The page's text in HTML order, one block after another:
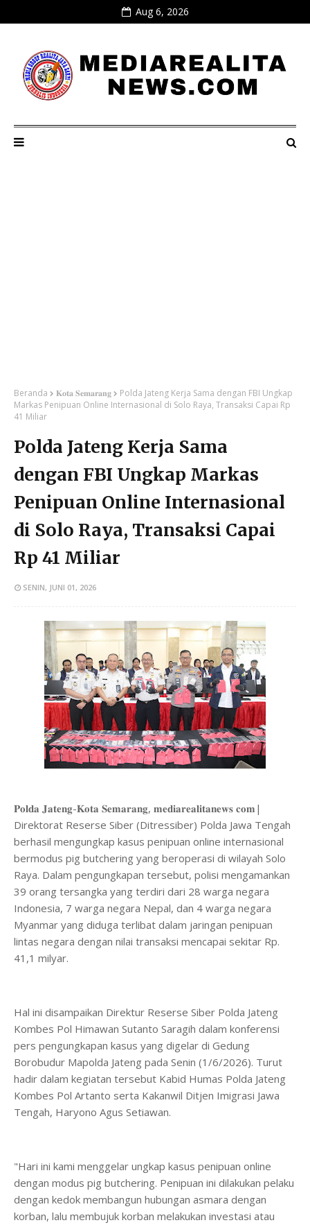
Aug 6, 2026
Beranda 𝐊𝐨𝐭𝐚 𝐒𝐞𝐦𝐚𝐫𝐚𝐧𝐠
Polda Jateng Kerja Sama dengan FBI Ungkap
Markas Penipuan Online Internasional di Solo Raya, Transaksi Capai Rp
41 Miliar
Polda Jateng Kerja Sama
dengan FBI Ungkap Markas
Penipuan Online Internasional
di Solo Raya, Transaksi Capai
Rp 41 Miliar
SENIN, JUNI 01, 2026
𝐏𝐨𝐥𝐝𝐚 𝐉𝐚𝐭𝐞𝐧𝐠-𝐊𝐨𝐭𝐚 𝐒𝐞𝐦𝐚𝐫𝐚𝐧𝐠, 𝐦𝐞𝐝𝐢𝐚𝐫𝐞𝐚𝐥𝐢𝐭𝐚𝐧𝐞𝐰𝐬 𝐜𝐨𝐦|
Direktorat Reserse Siber (Ditressiber) Polda Jawa Tengah
berhasil mengungkap kasus penipuan online internasional
bermodus pig butchering yang beroperasi di wilayah Solo
Raya. Dalam pengungkapan tersebut, polisi mengamankan
39 orang tersangka yang terdiri dari 28 warga negara
Indonesia, 7 warga negara Nepal, dan 4 warga negara
Myanmar yang diduga terlibat dalam jaringan penipuan
lintas negara dengan nilai transaksi mencapai sekitar Rp.
41,1 milyar.
Hal ini disampaikan Direktur Reserse Siber Polda Jateng
Kombes Pol Himawan Sutanto Saragih dalam konferensi
pers pengungkapan kasus yang digelar di Gedung
Borobudur Mapolda Jateng pada Senin (1/6/2026). Turut
hadir dalam kegiatan tersebut Kabid Humas Polda Jateng
Kombes Pol Artanto serta Kakanwil Ditjen Imigrasi Jawa
Tengah, Haryono Agus Setiawan.
"Hari ini kami menggelar ungkap kasus penipuan online
dengan modus pig butchering. Penipuan ini dilakukan pelaku
dengan kedok membangun hubungan asmara dengan
korban, lalu membujuk korban melakukan investasi atau